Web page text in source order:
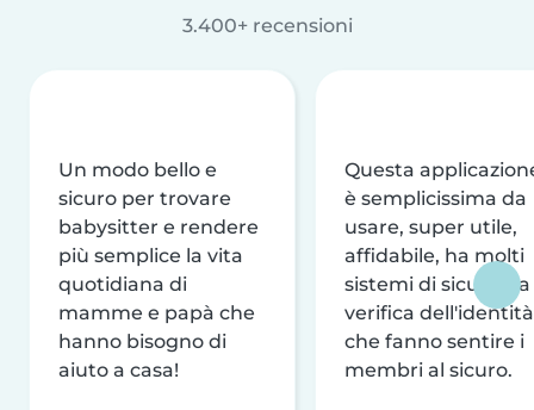
3.400+ recensioni
Un modo bello e
sicuro per trovare
babysitter e rendere
più semplice la vita
quotidiana di
mamme e papà che
hanno bisogno di
aiuto a casa!
Questa
è semplicissima da
usare, super utile,
affidabile, ha molti
sistemi di sicurezza
verifica dell'identità
che fanno sentire i
membri al sicuro.